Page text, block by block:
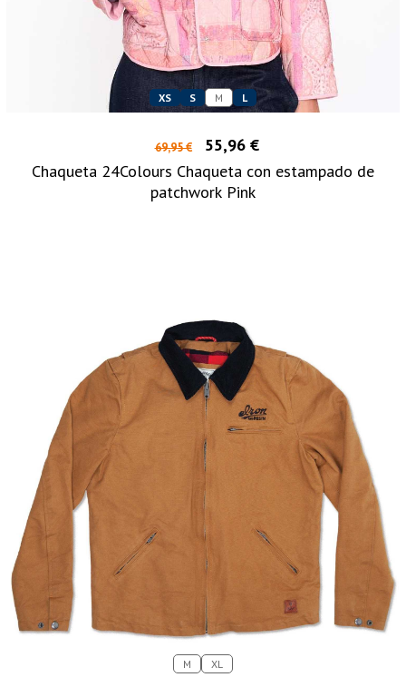
XS S M L
69,95 €
55,96 €
Chaqueta 24Colours Chaqueta con estampado de
patchwork Pink
M XL